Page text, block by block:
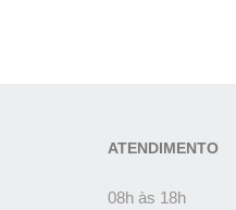
ATENDIMENTO
08h às 18h